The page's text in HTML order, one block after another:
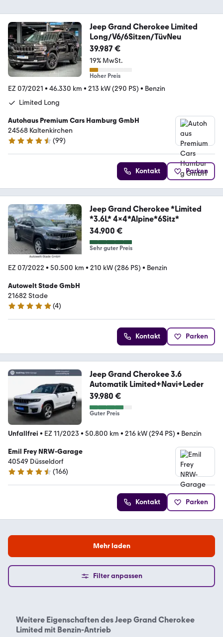
Jeep Grand Cherokee Limited
Long/V6/6Sitzen/TüvNeu
39.987 €
19% MwSt.
Hoher Preis
EZ 07/2021 • 46.330 km • 213 kW (290 PS) • Benzin
Limited Long
Autohaus Premium Cars Hamburg GmbH
24568 Kaltenkirchen
4.3 Sterne
(99)
Kontakt Parken
Jeep Grand Cherokee *Limited
*3.6L* 4x4*Alpine*6Sitz*
34.900 €
Sehr guter Preis
EZ 07/2022 • 50.500 km • 210 kW (286 PS) • Benzin
Autowelt Stade GmbH
21682 Stade
4.8 Sterne
(4)
Kontakt Parken
Jeep Grand Cherokee 3.6
Automatik Limited+Navi+Leder
39.980 €
Guter Preis
Unfallfrei • EZ 11/2023 • 50.800 km • 216 kW (294 PS) • Benzin
Emil Frey NRW-Garage
40549 Düsseldorf
4.7 Sterne
(166)
Kontakt Parken
Mehr laden
Filter anpassen
Weitere Eigenschaften desJeep Grand Cherokee
Limited mit Benzin-Antrieb